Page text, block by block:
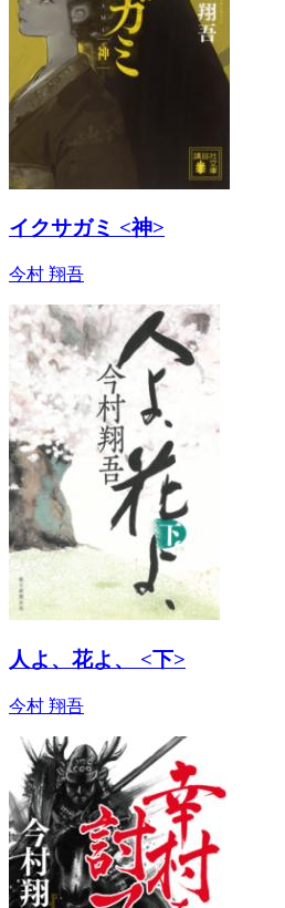
イクサガミ <神>
今村 翔吾
人よ、花よ、 <下>
今村 翔吾